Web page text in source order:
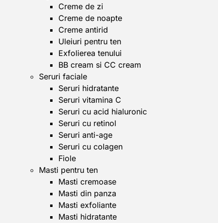
Creme de zi
Creme de noapte
Creme antirid
Uleiuri pentru ten
Exfolierea tenului
BB cream si CC cream
Seruri faciale
Seruri hidratante
Seruri vitamina C
Seruri cu acid hialuronic
Seruri cu retinol
Seruri anti-age
Seruri cu colagen
Fiole
Masti pentru ten
Masti cremoase
Masti din panza
Masti exfoliante
Masti hidratante